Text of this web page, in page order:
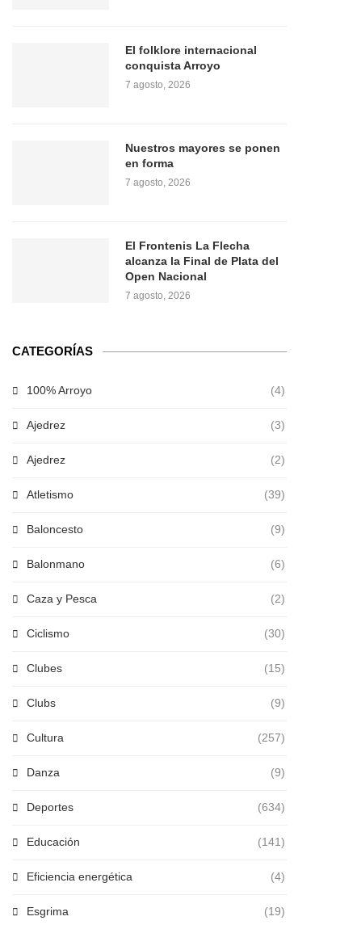
El folklore internacional
conquista Arroyo
7 agosto, 2026
Nuestros mayores se ponen
en forma
7 agosto, 2026
El Frontenis La Flecha
alcanza la Final de Plata del
Open Nacional
7 agosto, 2026
CATEGORÍAS
100% Arroyo (4)
Ajedrez (3)
Ajedrez (2)
Atletismo (39)
Baloncesto (9)
Balonmano (6)
Caza y Pesca (2)
Ciclismo (30)
Clubes (15)
Clubs (9)
Cultura (257)
Danza (9)
Deportes (634)
Educación (141)
Eficiencia energética (4)
Esgrima (19)